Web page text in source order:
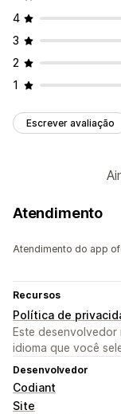
4
3
2
1
Escrever avaliação
Atendimento
Atendimento do app
Recursos
Política de
Este
idioma que você
Desenvolvedor
Codiant
Site